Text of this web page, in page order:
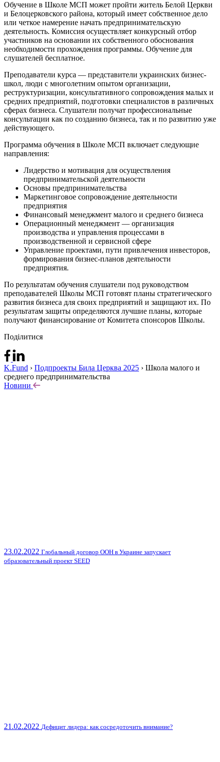
Обучение в Школе МСП может пройти житель Белой Церкви
и Белоцерковского района, который имеет собственное дело
или четкое намерение начать предпринимательскую
деятельность. Комиссия осуществляет конкурсный отбор
участников на основании их собственного обоснования
необходимости прохождения программы. Обучение для
слушателей бесплатное.
Преподаватели курса — представители украинских бизнес-
школ, люди с многолетним опытом организации,
реструктуризации, консультативного сопровождения малых и
средних предприятий, подготовки специалистов в различных
сферах бизнеса. Слушатели получат профессиональные
консультации как по созданию бизнеса, так и по развитию уже
действующего.
Программа обучения в Школе МСП включает следующие
направления:
Лидерство и мотивация для осуществления
предпринимательской деятельности
Основы предпринимательства
Маркетинговое сопровождение деятельности
предприятия
Финансовый менеджмент малого и среднего бизнеса
Операционный менеджмент — организация
производства и управления процессами в
производственной и сервисной сфере
Управление проектами, пути привлечения инвесторов,
формирования бизнес-планов деятельности
предприятия.
По результатам обучения слушатели под руководством
преподавателей Школы МСП готовят планы стратегического
развития бизнеса для своих предприятий и защищают их. По
результатам защиты определяются лучшие планы, которые
получают финансирование от Комитета спонсоров Школы.
Поділитися
K.Fund › Подпроекты Била Церква 2025 › Школа малого и
среднего предпринимательства
Новини
23.02.2022 Глобальный договор ООН в Украине запускает
образовательный проект SEED
21.02.2022 Дефицит лидера: как сосредоточить внимание?